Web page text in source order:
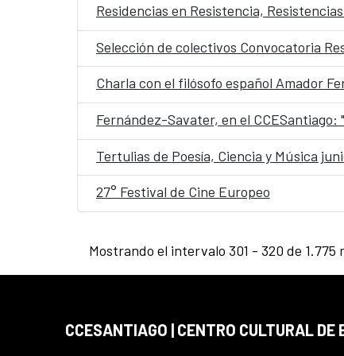
Residencias en Resistencia,
Selección de colectivos Convocatoria
Charla con el filósofo español Amador
Fernández-Savater, en el
Tertulias de Poesía, Ciencia y Música
27° Festival de Cine Europeo
Mostrando el intervalo 301 - 320 de 1.775
CCESANTIAGO | CENTRO CULTURAL DE